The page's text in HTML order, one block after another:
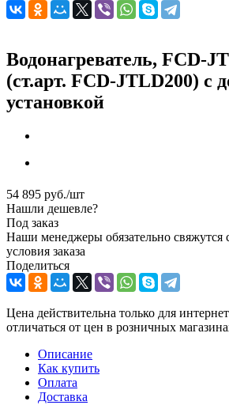
Водонагреватель, FCD-
(ст.арт. FCD-JTLD200) с
установкой
54 895 руб./шт
Нашли дешевле?
Под заказ
Наши менеджеры обязательно свяжутся
условия заказа
Поделиться
Цена действительна только для
отличаться от цен в розничных
Описание
Как купить
Оплата
Доставка